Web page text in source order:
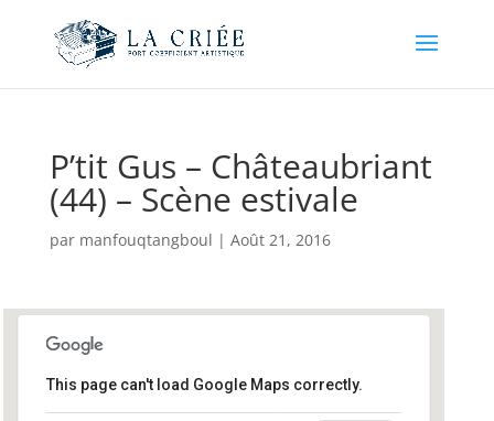
P’tit Gus – Châteaubriant
(44) – Scène estivale
par manfouqtangboul | Août 21, 2016
This page can't load Google Maps correctly.